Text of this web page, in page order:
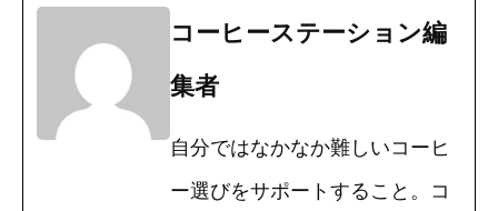
コーヒーステーション編
集者
自分ではなかなか難しいコーヒ
ー選びをサポートすること。コ